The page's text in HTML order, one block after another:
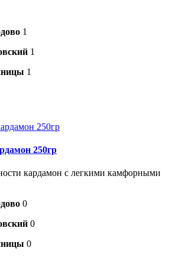
1
1
1
250гр
кардамон с легкими камфорными
0
0
0